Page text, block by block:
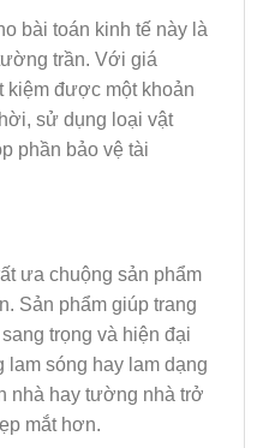
bài toán kinh tế này là
trần. Với giá
kiệm được một khoản
sử dụng loại vật
phần bảo vệ tài
ưa chuộng sản phẩm
Sản phẩm giúp trang
trọng và hiện đại
lam sóng hay lam dạng
nhà hay tường nhà trở
mắt hơn.